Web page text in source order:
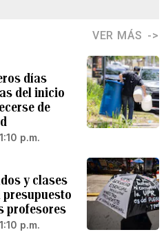
VER MÁS
días
del inicio
de
p.m.
y clases
presupuesto
profesores
p.m.